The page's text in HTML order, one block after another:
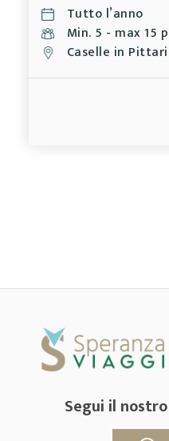
Tutto l’anno
Min. 5 - max 15
Caselle in Pittari
Segui il